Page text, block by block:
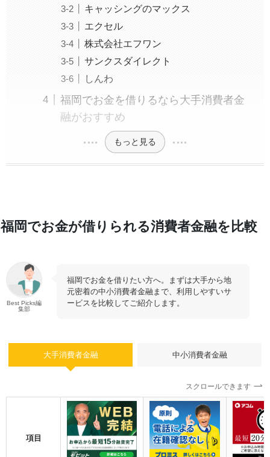
キャッシングのマックス
エクセル
株式会社エフワン
サンクスダイレクト
しんわ
福岡でお金を借りるなら大手消費者金
融がおすすめ
もっと見る
福岡でお金が借りられる消費者金融を比較
Best Picks編
集部
福岡でお金を借りたい方へ。まずは大手から地
元密着の中小消費者金融まで、利用しやすいサ
ービスを比較してご紹介します。
大手消費者金融 中小消費者金融
スクロールできます
項目